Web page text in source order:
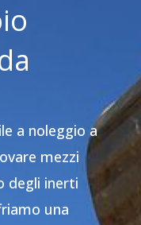
a noleggio a
mezzi
degli inerti
una